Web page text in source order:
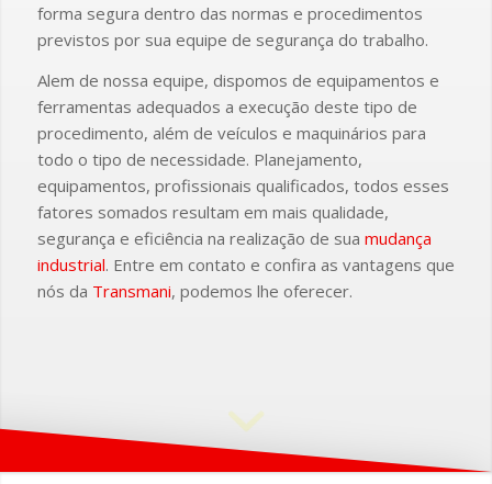
forma segura dentro das normas e procedimentos
previstos por sua equipe de segurança do trabalho.
Alem de nossa equipe, dispomos de equipamentos e
ferramentas adequados a execução deste tipo de
procedimento, além de veículos e maquinários para
todo o tipo de necessidade. Planejamento,
equipamentos, profissionais qualificados, todos esses
fatores somados resultam em mais qualidade,
segurança e eficiência na realização de sua mudança
industrial. Entre em contato e confira as vantagens que
nós da Transmani, podemos lhe oferecer.